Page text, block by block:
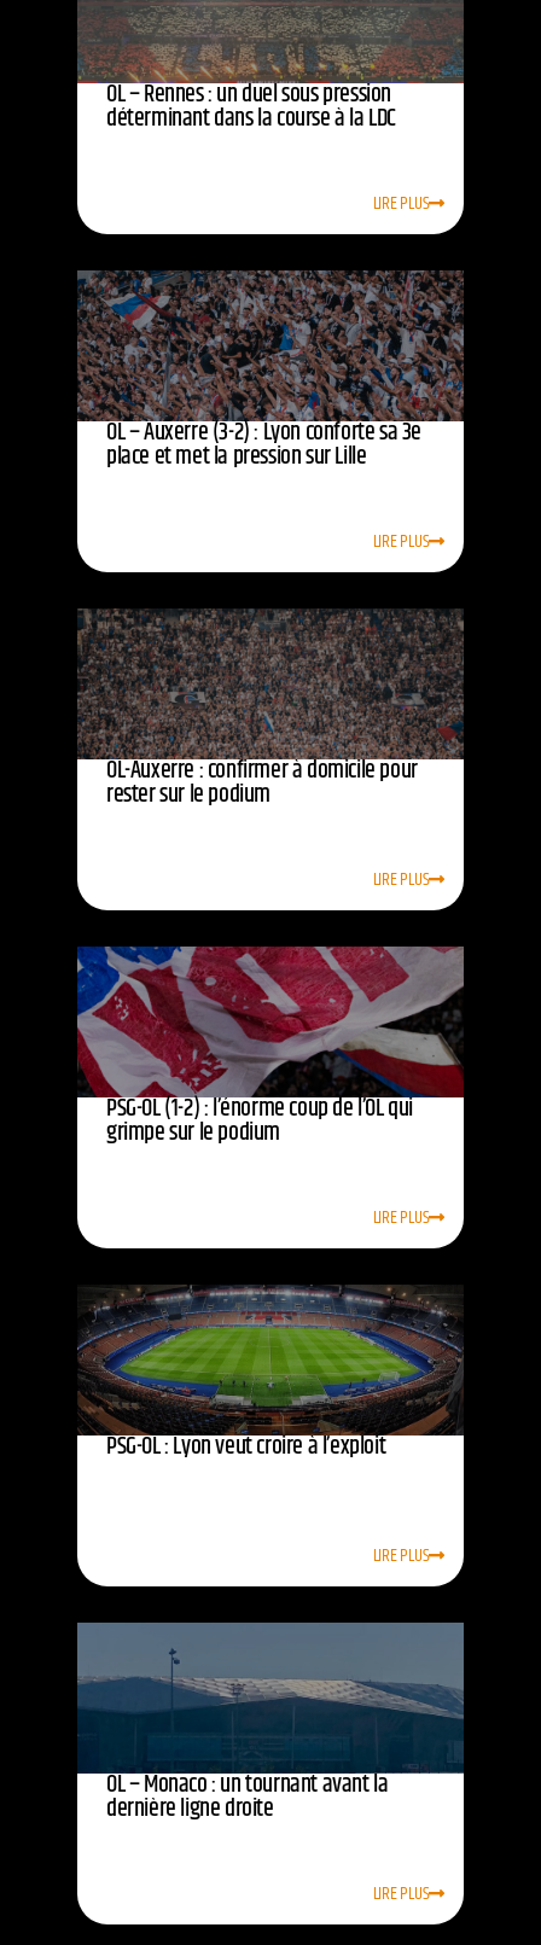
OL – Rennes : un duel sous pression
déterminant dans la course à la LDC
LIRE PLUS
OL – Auxerre (3-2) : Lyon conforte sa 3e
place et met la pression sur Lille
LIRE PLUS
OL-Auxerre : confirmer à domicile pour
rester sur le podium
LIRE PLUS
PSG-OL (1-2) : l’énorme coup de l’OL qui
grimpe sur le podium
LIRE PLUS
PSG-OL : Lyon veut croire à l’exploit
LIRE PLUS
OL – Monaco : un tournant avant la
dernière ligne droite
LIRE PLUS